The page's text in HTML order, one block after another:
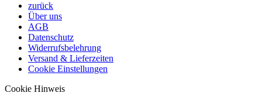
zurück
Über uns
AGB
Datenschutz
Widerrufsbelehrung
Versand & Lieferzeiten
Cookie Einstellungen
Cookie Hinweis